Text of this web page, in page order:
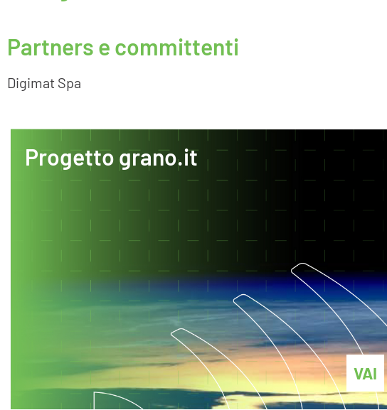
Partners e committenti
Digimat Spa
Progetto grano.it
VAI